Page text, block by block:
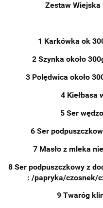
Zestaw Wiejska
1 Karkówka ok
2 Szynka około
3 Polędwica około
4 Kiełbasa
5 Ser
6 Ser
7 Masło z mleka
8 Ser podpuszczkowy z
: /papryka/czosnek/
9 Twaróg